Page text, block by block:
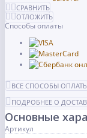
СРАВНИТЬ
ОТЛОЖИТЬ
Способы оплаты
ВСЕ СПОСОБЫ
ПОДРОБНЕЕ О
Основные
Артикул